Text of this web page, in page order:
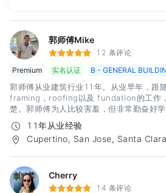
郭师傅Mike
12 条评论
Premium
实名认证 B - GENERAL
郭师傅从业建筑行业11年。从业早年，跟
framing，roofing以及 fundation的工作
楚。郭师傅为人比较害羞，但非常勤奋好
求精，同时做工非常认真可靠。尤其是数
郭师傅可以独立完成
11年从业经验
Cupertino, San Jose, Santa Clara
Cherry
14 条评论